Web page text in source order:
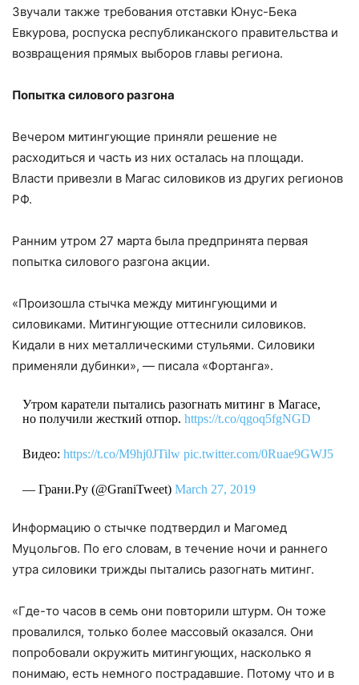
Звучали также требования отставки Юнус-Бека
Евкурова, роспуска республиканского правительства и
возвращения прямых выборов главы региона.
Попытка силового разгона
Вечером митингующие приняли решение не
расходиться и часть из них осталась на площади.
Власти привезли в Магас силовиков из других регионов
РФ.
Ранним утром 27 марта была предпринята первая
попытка силового разгона акции.
«Произошла стычка между митингующими и
силовиками. Митингующие оттеснили силовиков.
Кидали в них металлическими стульями. Силовики
применяли дубинки», — писала «Фортанга».
Утром каратели пытались разогнать митинг в Магасе,
но получили жесткий отпор. https://t.co/qgoq5fgNGD
Видео: https://t.co/M9hj0JTilw pic.twitter.com/0Ruae9GWJ5
— Грани.Ру (@GraniTweet) March 27, 2019
Информацию о стычке подтвердил и Магомед
Муцольгов. По его словам, в течение ночи и раннего
утра силовики трижды пытались разогнать митинг.
«Где-то часов в семь они повторили штурм. Он тоже
провалился, только более массовый оказался. Они
попробовали окружить митингующих, насколько я
понимаю, есть немного пострадавшие. Потому что и в